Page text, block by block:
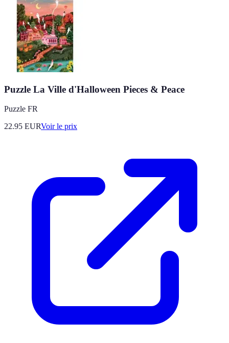
Puzzle La Ville d'Halloween Pieces & Peace
Puzzle FR
22.95 EURVoir le prix